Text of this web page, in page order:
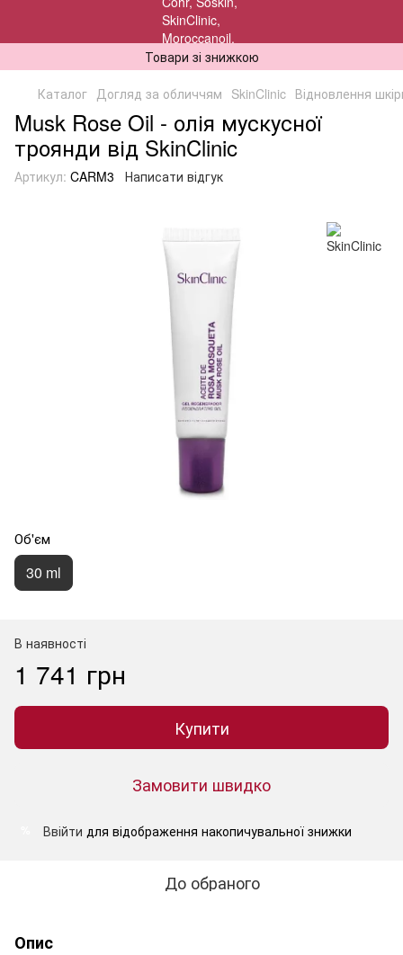
Товари зі знижкою
Каталог Догляд за обличчям SkinClinic Відновлення
Musk Rose Oil - олія мускусної
троянди від SkinClinic
Артикул: CARM3 Написати відгук
Об'єм
30 ml
В наявності
1 741 грн
Купити
Замовити швидко
Ввійти для відображення накопичувальної знижки
До обраного
Опис